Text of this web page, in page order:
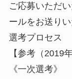
ご応募いただ
ールをお送りい
選考プロセス
【参考（2019
《一次選考》